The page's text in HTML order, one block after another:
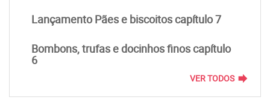
Lançamento Pães e biscoitos capítulo 7
Bombons, trufas e docinhos finos capítulo
6
VER TODOS forward